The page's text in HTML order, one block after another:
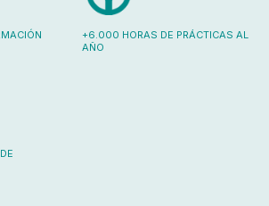
+6.000 HORAS DE PRÁCTICAS AL
AÑO